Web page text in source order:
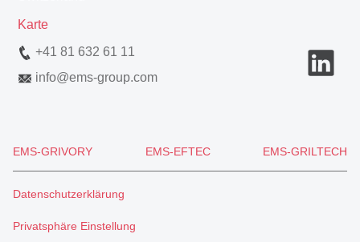
Karte
+41 81 632 61 11
info@ems-group.com
EMS-GRIVORY EMS-EFTEC EMS-GRILTECH
Datenschutzerklärung
Privatsphäre Einstellung